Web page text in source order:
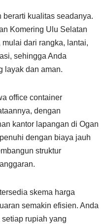
berarti kualitas seadanya.
Komering Ulu Selatan
dari rangka, lantai,
sehingga Anda
layak dan aman.
office container
dengan
kantor lapangan di Ogan
dengan biaya jauh
struktur
skema harga
semakin efisien. Anda
rupiah yang